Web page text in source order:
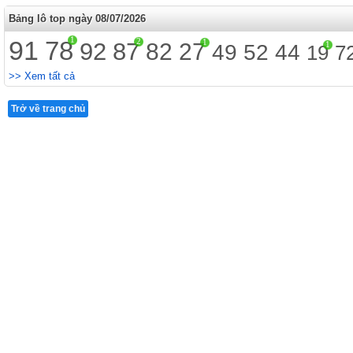
Bảng lô top ngày 08/07/2026
91 781 92 872 82 271 49 52 44 191
>> Xem tất cả
Trở về trang chủ